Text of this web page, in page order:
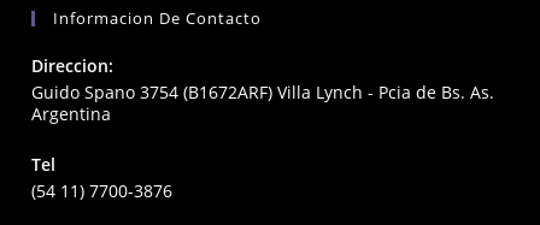
Informacion De Contacto
Direccion:
Guido Spano 3754 (B1672ARF) Villa Lynch - Pcia de Bs. As.
Argentina
Tel
(54 11) 7700-3876